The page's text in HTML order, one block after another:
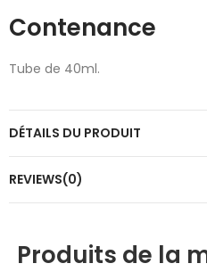
Contenance
Tube de 40ml.
DÉTAILS DU PRODUIT
REVIEWS(0)
Produits de la